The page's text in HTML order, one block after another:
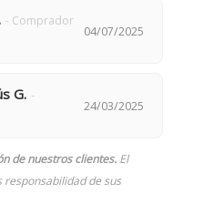
- Comprador
04/07/2025
G. -
24/03/2025
de nuestros clientes. El
responsabilidad de sus